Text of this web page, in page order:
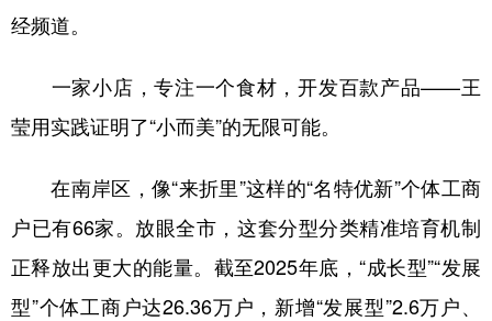
经频道。
一家小店，专注一个食材，开发百款产品——王
莹用实践证明了“小而美”的无限可能。
在南岸区，像“来折里”这样的“名特优新”个体工商
户已有66家。放眼全市，这套分型分类精准培育机制
正释放出更大的能量。截至2025年底，“成长型”“发展
型”个体工商户达26.36万户，新增“发展型”2.6万户、